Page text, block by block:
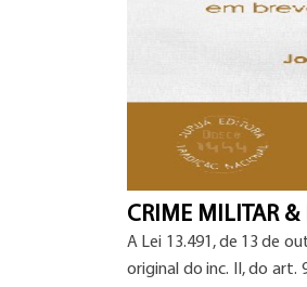
CRIME MILITAR &
A Lei 13.491, de 13 de
original do inc. II, do art.